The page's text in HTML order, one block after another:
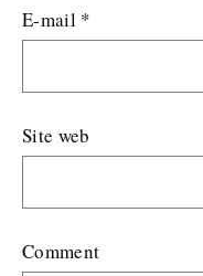
E-mail *
Site web
Comment